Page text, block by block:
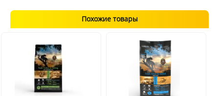
Похожие товары